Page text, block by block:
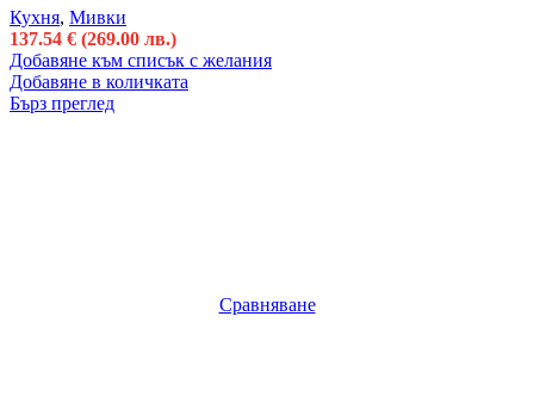
Кухня, Мивки
137.54 € (269.00 лв.)
Добавяне към списък с желания
Добавяне в количката
Бърз преглед
Сравняване